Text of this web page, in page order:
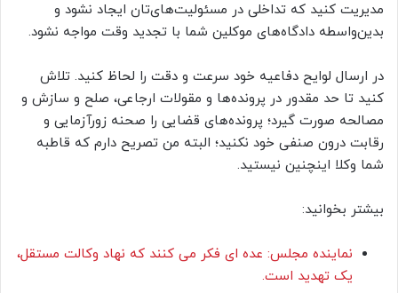
مدیریت کنید که تداخلی در مسئولیت‌های‌تان ایجاد نشود و
بدین‌واسطه دادگاه‌های موکلین شما با تجدید وقت مواجه نشود.
در ارسال لوایح دفاعیه خود سرعت و دقت را لحاظ کنید. تلاش
کنید تا حد مقدور در پرونده‌ها و مقولات ارجاعی، صلح و سازش و
مصالحه صورت گیرد؛ پرونده‌های قضایی را صحنه زورآزمایی و
رقابت درون صنفی خود نکنید؛ البته من تصریح دارم که قاطبه
شما وکلا اینچنین نیستید.
بیشتر بخوانید:
نماینده مجلس: عده ای فکر می کنند که نهاد وکالت مستقل،
یک تهدید است.